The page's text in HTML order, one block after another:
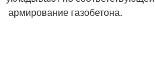
армирование газобетона.